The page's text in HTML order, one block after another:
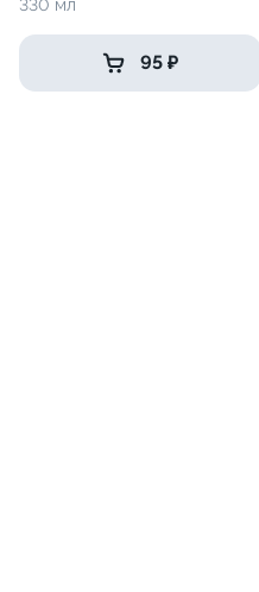
330 мл
95 ₽